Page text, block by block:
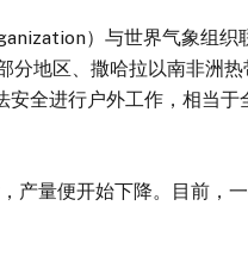
）与世界气象组织
分地区、撒哈拉以南非洲
全进行户外工作，相当于
量便开始下降。目前，